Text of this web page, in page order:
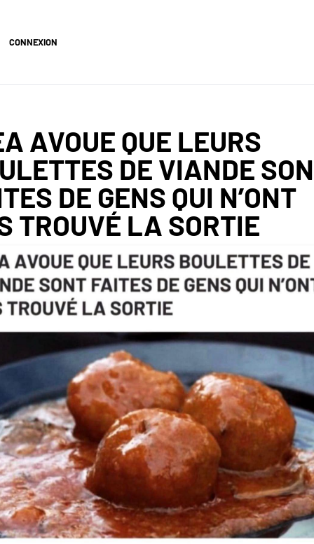
CONNEXION
AVOUE QUE LEURS
DE VIANDE
DE GENS QUI N’ONT
TROUVÉ LA SORTIE